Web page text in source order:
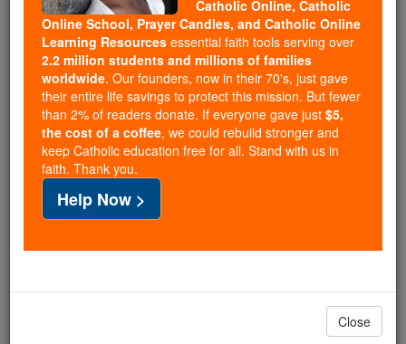
Daily Reading for Thursday, October ...
Today's Reading The Mysteries of the Rosary
Daniel - Capítulo 1
Daniel ⌄ Chapter 1 ⌄
En el tercer año del reinado de Joacim rey de
Judá, vino Nabucodonosor, rey de Babilonia,
El Señor vamos a Joacim rey de Judá cayó en su
Catholic Online, Catholic
Online School, Prayer Candles, and Catholic Online
Learning Resources essential faith tools serving over
2.2 million students and millions of families
worldwide. Our founders, now in their 70's, just gave
their entire life savings to protect this mission. But fewer
than 2% of readers donate. If everyone gave just $5,
the cost of a coffee, we could rebuild stronger and
keep Catholic education free for all. Stand with us in
faith. Thank you.
Help Now >
Close